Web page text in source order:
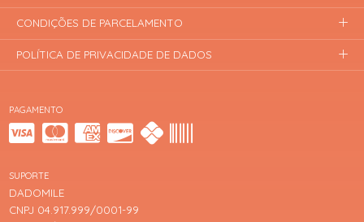
PAGAMENTO
SUPORTE
DADOMILE
CNPJ 04.917.999/0001-99
CONDIÇÕES DE PARCELAMENTO
POLÍTICA DE PRIVACIDADE DE DADOS